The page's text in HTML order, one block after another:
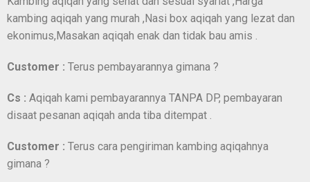
kambing aqiqah yang murah ,Nasi box aqiqah yang lezat dan
ekonimus,Masakan aqiqah enak dan tidak bau amis .
Customer : Terus pembayarannya gimana ?
Cs : Aqiqah kami pembayarannya TANPA DP, pembayaran
disaat pesanan aqiqah anda tiba ditempat .
Customer : Terus cara pengiriman kambing aqiqahnya
gimana ?